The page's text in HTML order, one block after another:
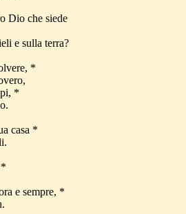
Dio che siede
e sulla terra?
*
*
casa *
e sempre, *